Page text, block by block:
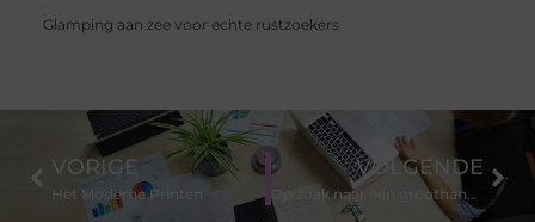
Glamping aan zee voor echte rustzoekers
VORIGE
Het Moderne Printen
VOLGENDE
Op zoek naar een groothandel in koffie en thee?